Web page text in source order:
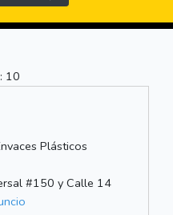
10
Plásticos
#150 y Calle 14